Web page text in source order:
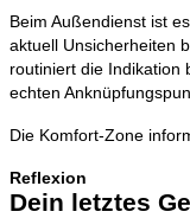
Beim Außendienst ist
aktuell Unsicherheiten
routiniert die Indikation
echten
Die Komfort-Zone
Reflexion
Dein letztes